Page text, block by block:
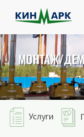
МОНТАЖ/
Услуги